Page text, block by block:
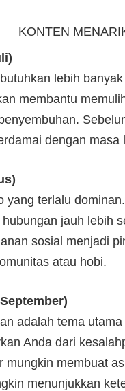
KONTEN
lebih
membantu
dengan masa
yang terlalu
jauh lebih
sosial menjadi
atau hobi.
adalah tema
Anda dari
mungkin membuat
menunjukkan